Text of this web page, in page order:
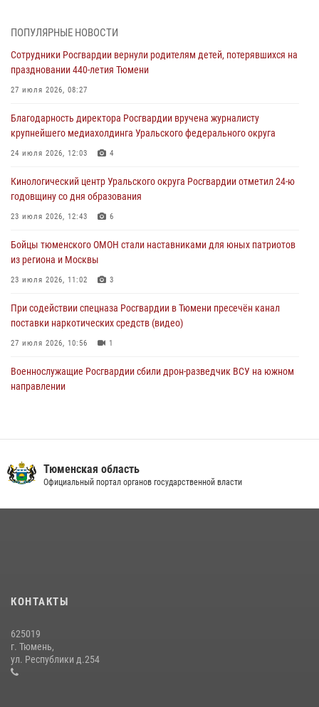
06 августа 2026, 04:41 3
Росгвардейцы в Тюменской области почтили память генерала
армии Ивана Кирилловича Яковлева
05 августа 2026, 11:03
В Тюмени офицер Росгвардии в радиоэфире напомнил гражданам о
мерах безопасного владения оружием
05 августа 2026, 09:56
Военнослужащие Росгвардии сбили дрон-разведчик ВСУ на южном
направлении
05 августа 2026, 05:35
Стальной характер продемонстрировали росгвардейцы в ходе
масштабных спортивных событий на Урале
05 августа 2026, 05:22
ПОПУЛЯРНЫЕ НОВОСТИ
Сотрудники Росгвардии вернули родителям детей, потерявшихся на
праздновании 440-летия Тюмени
27 июля 2026, 08:27
Благодарность директора Росгвардии вручена журналисту
крупнейшего медиахолдинга Уральского федерального округа
24 июля 2026, 12:03 4
Кинологический центр Уральского округа Росгвардии отметил 24-ю
годовщину со дня образования
23 июля 2026, 12:43 6
Бойцы тюменского ОМОН стали наставниками для юных патриотов
из региона и Москвы
23 июля 2026, 11:02 3
При содействии спецназа Росгвардии в Тюмени пресечён канал
поставки наркотических средств (видео)
27 июля 2026, 10:56 1
Военнослужащие Росгвардии сбили дрон-разведчик ВСУ на южном
направлении
03 августа 2026, 07:23 1
Росгвардией»
Сотрудники тюменского СОБР "Сова" отработали навыки
десантирования на Урале
16 июля 2026, 10:42
Тюменская область
Официальный портал органов государственной власти
КОНТАКТЫ
625019
г. Тюмень,
ул. Республики д.254